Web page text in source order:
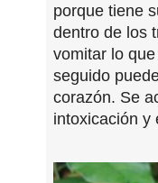
porque tiene
dentro de los
vomitar lo
seguido
corazón. Se
intoxicación y